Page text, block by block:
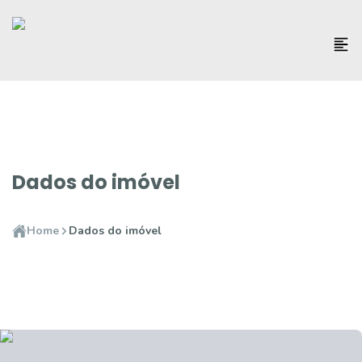
Dados do imóvel
Home Dados do imóvel